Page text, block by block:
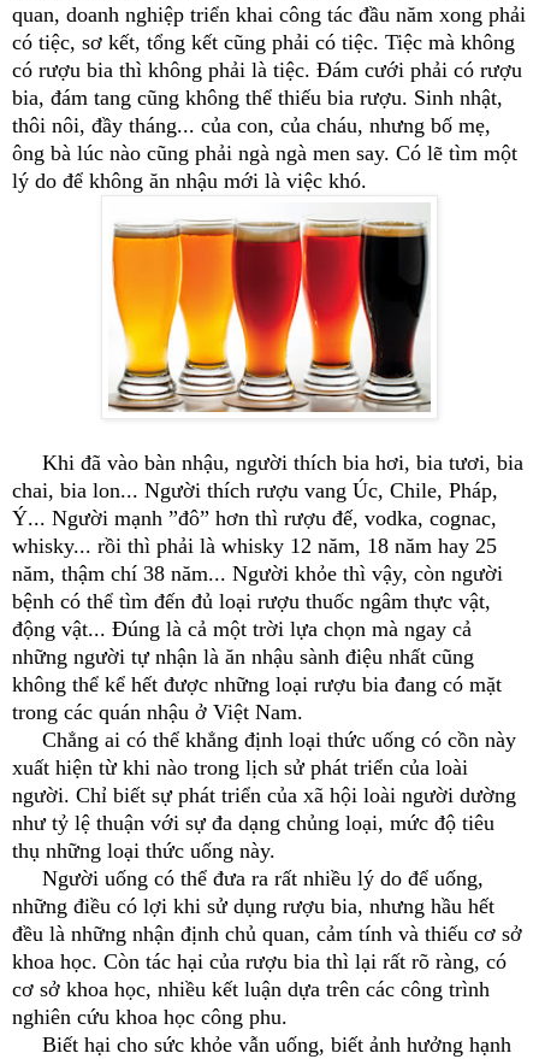
quan, doanh nghiệp triển khai công tác đầu năm xong phải
có tiệc, sơ kết, tổng kết cũng phải có tiệc. Tiệc mà không
có rượu bia thì không phải là tiệc. Đám cưới phải có rượu
bia, đám tang cũng không thể thiếu bia rượu. Sinh nhật,
thôi nôi, đầy tháng... của con, của cháu, nhưng bố mẹ,
ông bà lúc nào cũng phải ngà ngà men say. Có lẽ tìm một
lý do để không ăn nhậu mới là việc khó.
Khi đã vào bàn nhậu, người thích bia hơi, bia tươi, bia
chai, bia lon... Người thích rượu vang Úc, Chile, Pháp,
Ý... Người mạnh ”đô” hơn thì rượu đế, vodka, cognac,
whisky... rồi thì phải là whisky 12 năm, 18 năm hay 25
năm, thậm chí 38 năm... Người khỏe thì vậy, còn người
bệnh có thể tìm đến đủ loại rượu thuốc ngâm thực vật,
động vật... Đúng là cả một trời lựa chọn mà ngay cả
những người tự nhận là ăn nhậu sành điệu nhất cũng
không thể kể hết được những loại rượu bia đang có mặt
trong các quán nhậu ở Việt Nam.
Chẳng ai có thể khẳng định loại thức uống có cồn này
xuất hiện từ khi nào trong lịch sử phát triển của loài
người. Chỉ biết sự phát triển của xã hội loài người dường
như tỷ lệ thuận với sự đa dạng chủng loại, mức độ tiêu
thụ những loại thức uống này.
Người uống có thể đưa ra rất nhiều lý do để uống,
những điều có lợi khi sử dụng rượu bia, nhưng hầu hết
đều là những nhận định chủ quan, cảm tính và thiếu cơ sở
khoa học. Còn tác hại của rượu bia thì lại rất rõ ràng, có
cơ sở khoa học, nhiều kết luận dựa trên các công trình
nghiên cứu khoa học công phu.
Biết hại cho sức khỏe vẫn uống, biết ảnh hưởng hạnh